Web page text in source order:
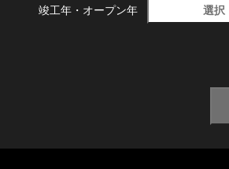
竣工年・ オープン年 選択